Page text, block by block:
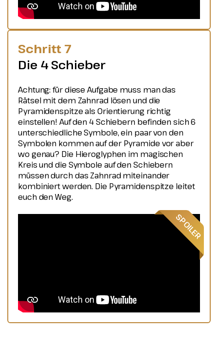
Schritt 7
Die 4 Schieber
Achtung: für diese Aufgabe muss man das
Rätsel mit dem Zahnrad lösen und die
Pyramidenspitze als Orientierung richtig
einstellen! Auf den 4 Schiebern befinden sich 6
unterschiedliche Symbole, ein paar von den
Symbolen kommen auf der Pyramide vor aber
wo genau? Die Hieroglyphen im magischen
Kreis und die Symbole auf den Schiebern
müssen durch das Zahnrad miteinander
kombiniert werden. Die Pyramidenspitze leitet
euch den Weg.